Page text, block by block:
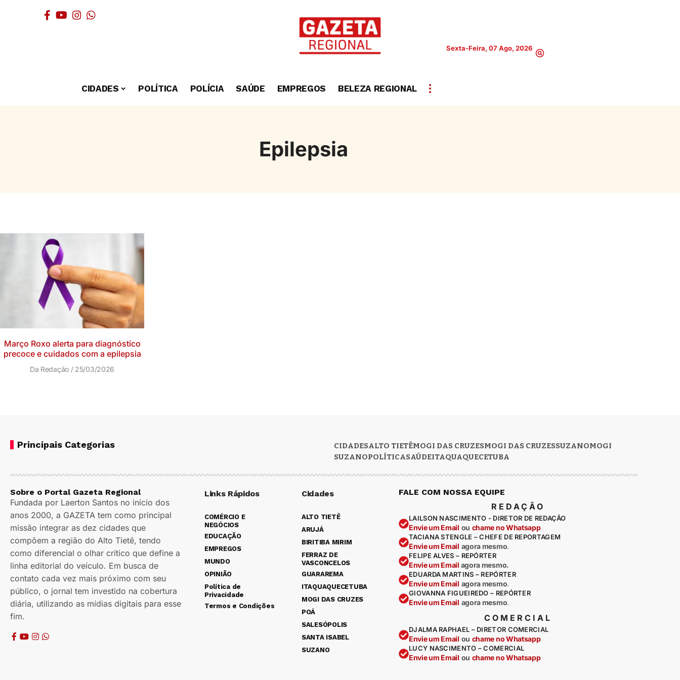
Sexta-Feira, 07 Ago, 2026
CIDADES POLÍTICA POLÍCIA SAÚDE EMPREGOS BELEZA REGIONAL
Epilepsia
Março Roxo alerta para diagnóstico
precoce e cuidados com a epilepsia
Da Redação 25/03/2026
Principais Categorias CIDADESALTO TIETÊMOGI DAS CRUZESMOGI DAS CRUZESSUZANOMOGI
SUZANOPOLÍTICASAÚDEITAQUAQUECETUBA
Sobre o Portal Gazeta Regional
Fundada por Laerton Santos no início dos
anos 2000, a GAZETA tem como principal
missão integrar as dez cidades que
compõem a região do Alto Tietê, tendo
como diferencial o olhar crítico que define a
linha editorial do veículo. Em busca de
contato cada vez mais próximo com seu
público, o jornal tem investido na cobertura
diária, utilizando as mídias digitais para esse
fim.
Links Rápidos
COMÉRCIO E
NEGÓCIOS
EDUCAÇÃO
EMPREGOS
MUNDO
OPINIÃO
Política de
Privacidade
Termos e Condições
Cidades
ALTO TIETÊ
ARUJÁ
BIRITIBA MIRIM
FERRAZ DE
VASCONCELOS
GUARAREMA
ITAQUAQUECETUBA
MOGI DAS CRUZES
POÁ
SALESÓPOLIS
SANTA ISABEL
SUZANO
FALE COM NOSSA EQUIPE
REDAÇÃO
LAILSON NASCIMENTO - DIRETOR DE REDAÇÃO
Envie um Email ou chame no Whatsapp
TACIANA STENGLE – CHEFE DE REPORTAGEM
Envie um Email agora mesmo.
FELIPE ALVES – REPÓRTER
Envie um Email agora mesmo.
EDUARDA MARTINS – REPÓRTER
Envie um Email agora mesmo.
GIOVANNA FIGUEIREDO – REPÓRTER
Envie um Email agora mesmo.
COMERCIAL
DJALMA RAPHAEL – DIRETOR COMERCIAL
Envie um Email ou chame no Whatsapp
LUCY NASCIMENTO – COMERCIAL
Envie um Email ou chame no Whatsapp